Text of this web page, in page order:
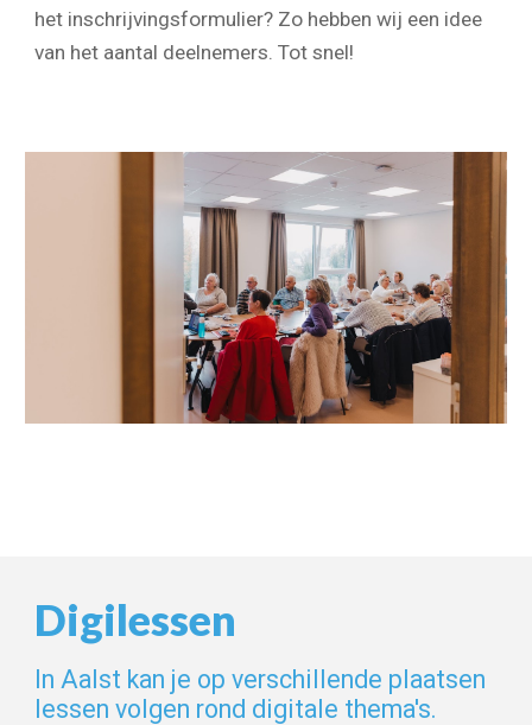
het inschrijvingsformulier? Zo hebben wij een idee
van het aantal deelnemers. Tot snel!
Digilessen
In Aalst kan je op verschillende plaatsen
lessen volgen rond digitale thema's.